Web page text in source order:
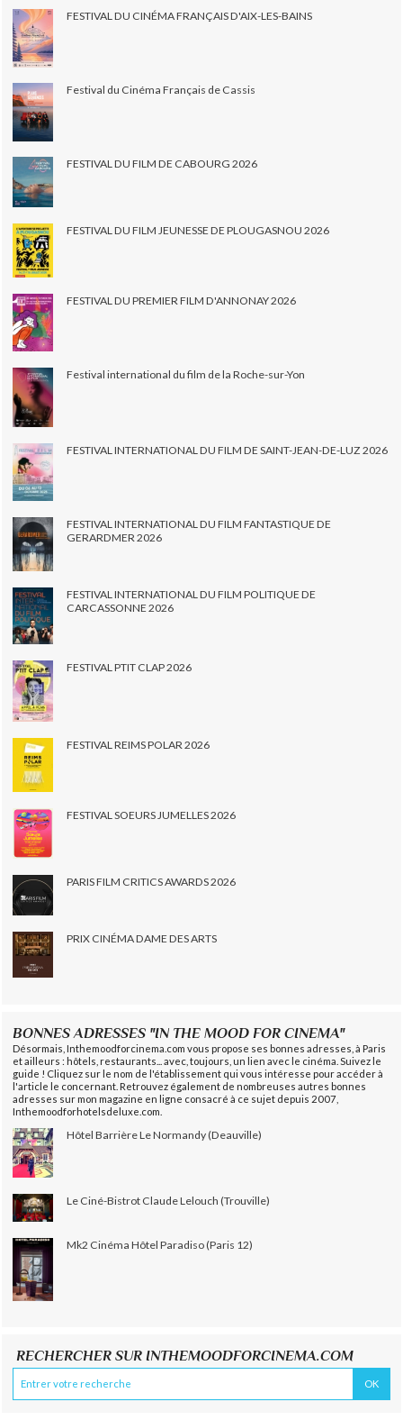
FESTIVAL DU CINÉMA FRANÇAIS D'AIX-LES-BAINS
Festival du Cinéma Français de Cassis
FESTIVAL DU FILM DE CABOURG 2026
FESTIVAL DU FILM JEUNESSE DE PLOUGASNOU 2026
FESTIVAL DU PREMIER FILM D'ANNONAY 2026
Festival international du film de la Roche-sur-Yon
FESTIVAL INTERNATIONAL DU FILM DE SAINT-JEAN-DE-LUZ 2026
FESTIVAL INTERNATIONAL DU FILM FANTASTIQUE DE
GERARDMER 2026
FESTIVAL INTERNATIONAL DU FILM POLITIQUE DE
CARCASSONNE 2026
FESTIVAL PTIT CLAP 2026
FESTIVAL REIMS POLAR 2026
FESTIVAL SOEURS JUMELLES 2026
PARIS FILM CRITICS AWARDS 2026
PRIX CINÉMA DAME DES ARTS
BONNES ADRESSES "IN THE MOOD FOR CINEMA"
Désormais, Inthemoodforcinema.com vous propose ses bonnes adresses, à Paris
et ailleurs : hôtels, restaurants... avec, toujours, un lien avec le cinéma. Suivez le
guide ! Cliquez sur le nom de l'établissement qui vous intéresse pour accéder à
l'article le concernant. Retrouvez également de nombreuses autres bonnes
adresses sur mon magazine en ligne consacré à ce sujet depuis 2007,
Inthemoodforhotelsdeluxe.com.
Hôtel Barrière Le Normandy (Deauville)
Le Ciné-Bistrot Claude Lelouch (Trouville)
Mk2 Cinéma Hôtel Paradiso (Paris 12)
RECHERCHER SUR INTHEMOODFORCINEMA.COM